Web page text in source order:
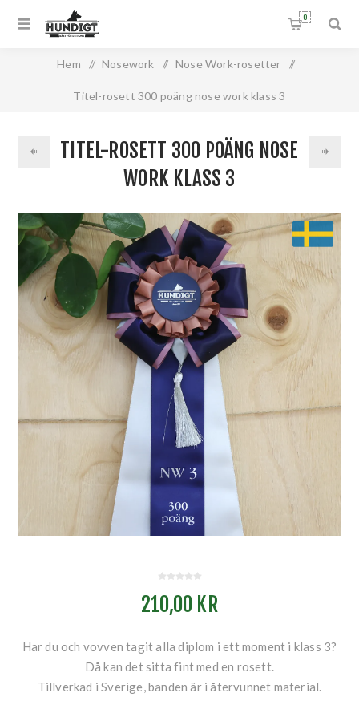
0
Hem / Nosework / Nose Work-rosetter /
Titel-rosett 300 poäng nose work klass 3
TITEL-ROSETT 300 POÄNG NOSE
WORK KLASS 3
210,00 KR
Har du och vovven tagit alla diplom i ett moment i klass 3?
Då kan det sitta fint med en rosett.
Tillverkad i Sverige, banden är i återvunnet material.